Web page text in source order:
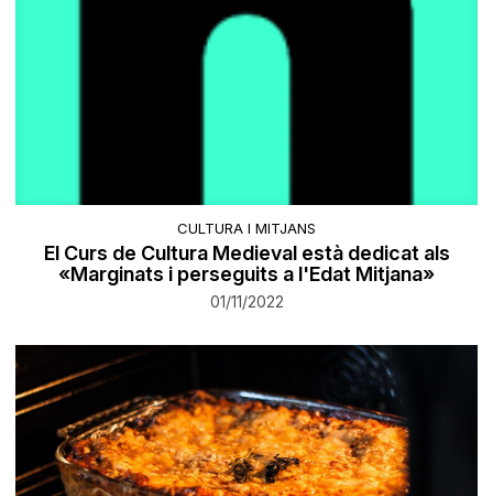
CULTURA I MITJANS
El Curs de Cultura Medieval està dedicat als
«Marginats i perseguits a l'Edat Mitjana»
01/11/2022